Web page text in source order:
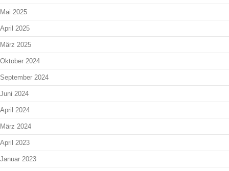
Mai 2025
April 2025
März 2025
Oktober 2024
September 2024
Juni 2024
April 2024
März 2024
April 2023
Januar 2023